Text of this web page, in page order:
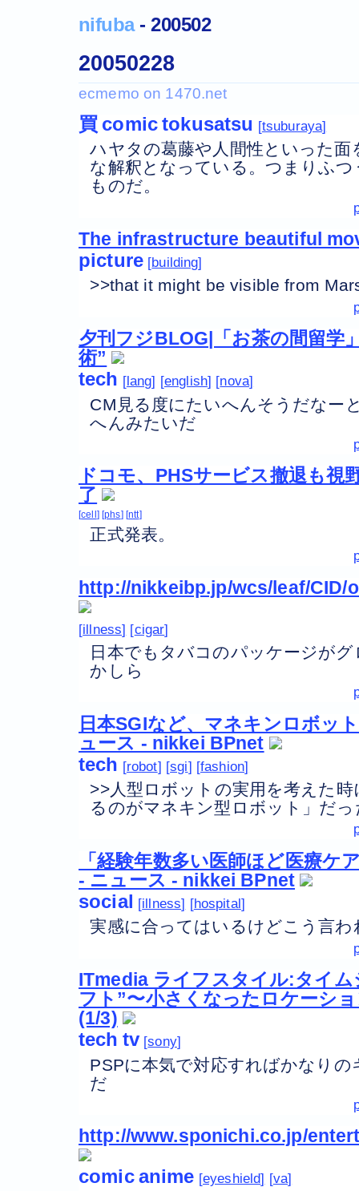
nifuba- 200502
20050228
買 comictokusatsu tsuburaya
ハヤタの葛藤や人間性といった
な解釈となっている。つまりふ
ものだ。
The infrastructure beautiful
picture building
>>that it might be visible from
夕刊フジBLOG|「お茶の間留学
術”
tech lang english nova
CM見る度にたいへんそうだなー
へんみたいだ
ドコモ、PHSサービス撤退も視
了
cell phs ntt
正式発表。
http://nikkeibp.jp/wcs/leaf/CID/
illness cigar
日本でもタバコのパッケージが
かしら
日本SGIなど、マネキンロボッ
ュース - nikkei BPnet
tech robot sgi fashion
>>人型ロボットの実用を考えた
るのがマネキン型ロボット」だ
「経験年数多い医師ほど医療ケ
- ニュース - nikkei BPnet
social illness hospital
実感に合ってはいるけどこう言
ITmedia ライフスタイル:タイ
フト”〜小さくなったロケーシ
(1/3)
tech tv sony
PSPに本気で対応すればかなり
だ
http://www.sponichi.co.jp/
comicanime eyeshield va